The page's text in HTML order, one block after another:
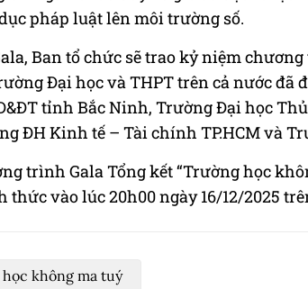
pháp luật lên môi trường số.
Ban tổ chức sẽ trao kỷ niệm
Đại học và THPT trên cả nước đã
tỉnh Bắc Ninh, Trường Đại học
ĐH Kinh tế – Tài chính TP.HCM và
trình Gala Tổng kết “Trường học
thức vào lúc 20h00 ngày 16/12/2025
không ma tuý